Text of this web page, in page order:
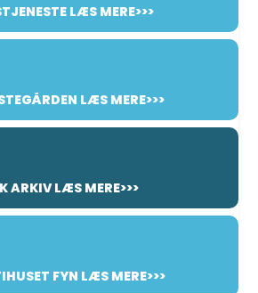
LÆS MERE>>>
LÆS MERE>>>
ARKIV LÆS MERE>>>
FYN LÆS MERE>>>